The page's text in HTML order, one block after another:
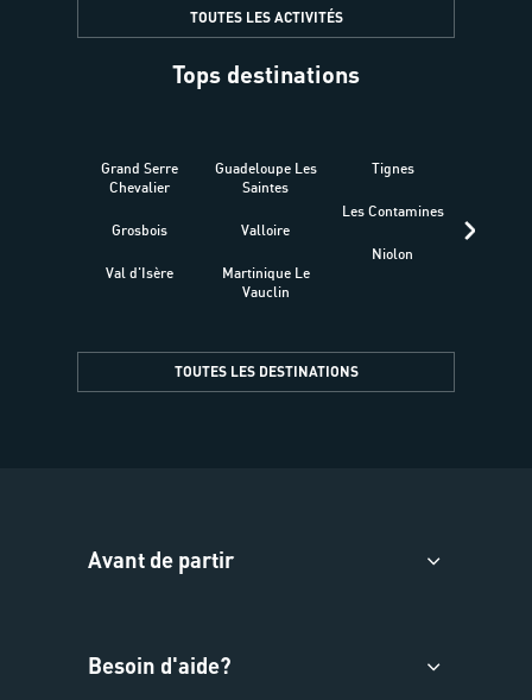
TOUTES LES ACTIVITÉS
Tops destinations
Grand Serre
Chevalier
Grosbois
Val d'Isère
Guadeloupe Les
Saintes
Valloire
Martinique Le
Vauclin
Tignes
Les Contamines
Niolon
TOUTES LES DESTINATIONS
Avant de partir
Besoin d'aide?